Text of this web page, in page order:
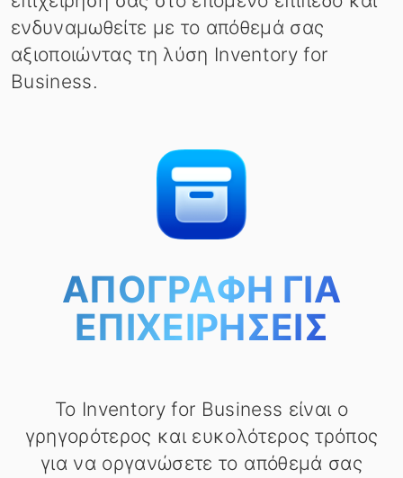
ενδυναμωθείτε με το απόθεμά σας
αξιοποιώντας τη λύση Inventory for
Business.
ΑΠΟΓΡΑΦΉ ΓΙΑ
ΕΠΙΧΕΙΡΉΣΕΙΣ
Το Inventory for Business είναι ο
γρηγορότερος και ευκολότερος τρόπος
για να οργανώσετε το απόθεμά σας